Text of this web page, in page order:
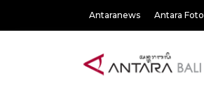
Antaranews Antara Foto